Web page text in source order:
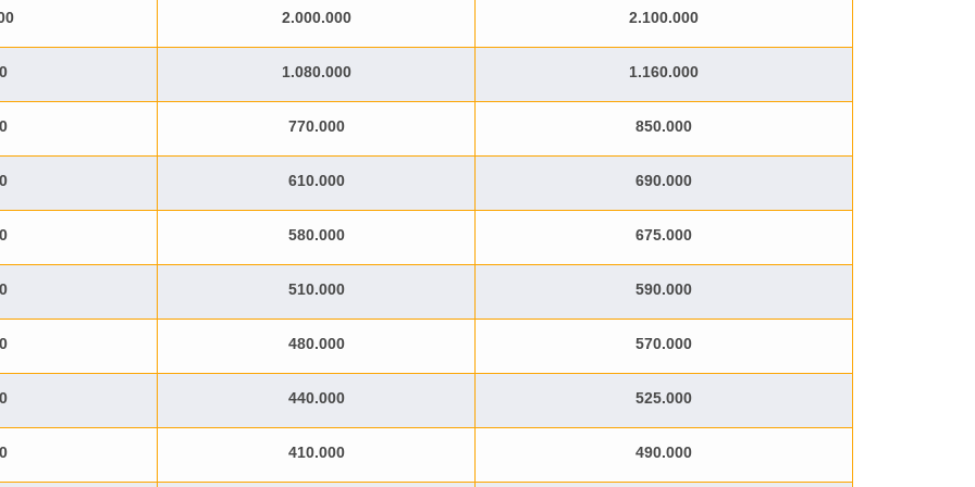
2.000.000 2.100.000
1.080.000 1.160.000
770.000 850.000
610.000 690.000
580.000 675.000
510.000 590.000
480.000 570.000
440.000 525.000
410.000 490.000